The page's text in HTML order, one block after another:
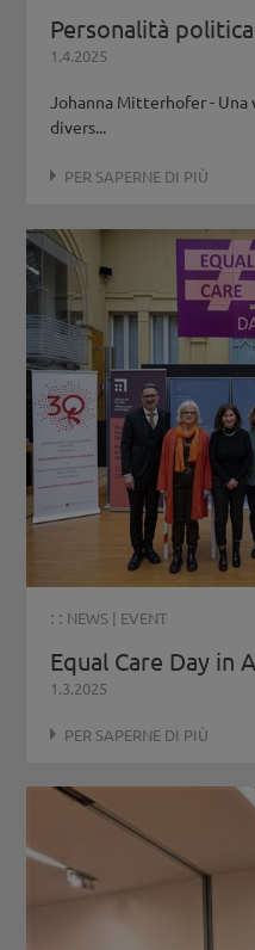
Personalità
1.4.2025
Johanna Mitterhofer - Una
divers...
PER SAPERNE DI PIÙ
: : NEWS | EVENT
Equal Care Day in
1.3.2025
PER SAPERNE DI PIÙ